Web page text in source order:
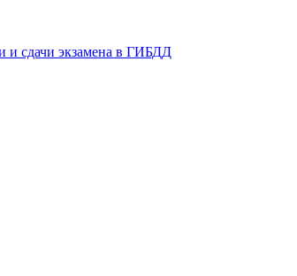
и сдачи экзамена в ГИБДД